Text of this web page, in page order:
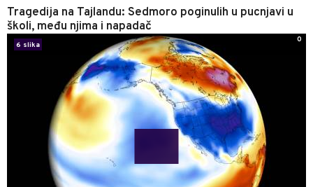
Tragedija na Tajlandu: Sedmoro poginulih u pucnjavi u
školi, među njima i napadač
6 slika
0